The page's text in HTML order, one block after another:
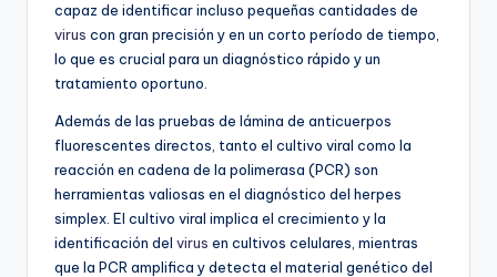
capaz de identificar incluso pequeñas cantidades de
virus con gran precisión y en un corto período de tiempo,
lo que es crucial para un diagnóstico rápido y un
tratamiento oportuno.
Además de las pruebas de lámina de anticuerpos
fluorescentes directos, tanto el cultivo viral como la
reacción en cadena de la polimerasa (PCR) son
herramientas valiosas en el diagnóstico del herpes
simplex. El cultivo viral implica el crecimiento y la
identificación del virus en cultivos celulares, mientras
que la PCR amplifica y detecta el material genético del